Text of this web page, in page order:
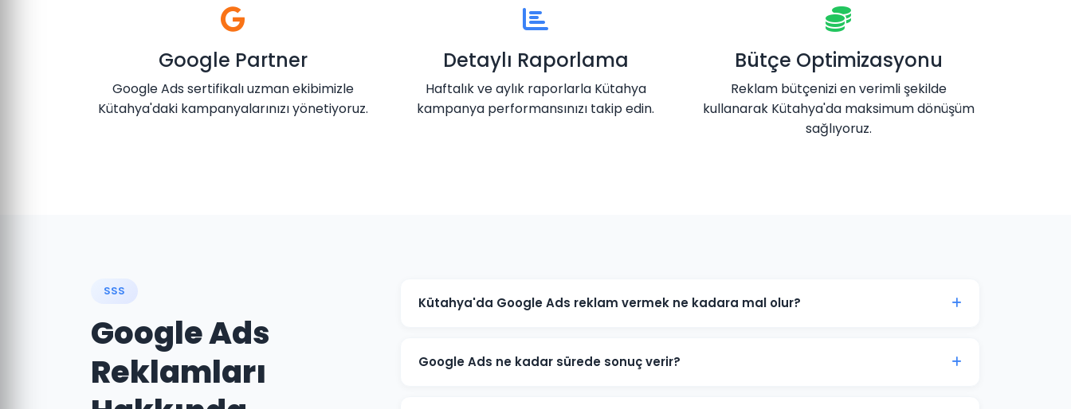
Google Partner
Google Ads sertifikalı uzman ekibimizle
Kütahya'daki kampanyalarınızı yönetiyoruz.
Detaylı Raporlama
Haftalık ve aylık raporlarla Kütahya
kampanya performansınızı takip edin.
Bütçe Optimizasyonu
Reklam bütçenizi en verimli şekilde
kullanarak Kütahya'da maksimum dönüşüm
sağlıyoruz.
SSS
Google Ads
Reklamları
Kütahya'da Google Ads reklam vermek ne kadara mal olur?
işletmeniz için minimum bütçe önerisi ve tahmini sonuçları ücretsiz danışmanlıkta paylaşabiliriz.
Google Ads ne kadar sürede sonuç verir?